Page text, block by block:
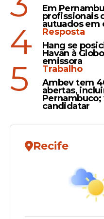
Lyra
nova
Veja Também
O Instituto Veritá
30 de março. A
Em
profissionais
autuados em
4
Resposta
Hang se
Havan à
emissora
5
Trabalho
Ambev tem
abertas,
Pernambuco;
candidatar
Recife